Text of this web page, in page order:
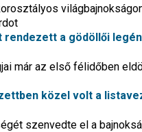
a gödöllői
már az első félidőben
közel volt a
szenvedte el a